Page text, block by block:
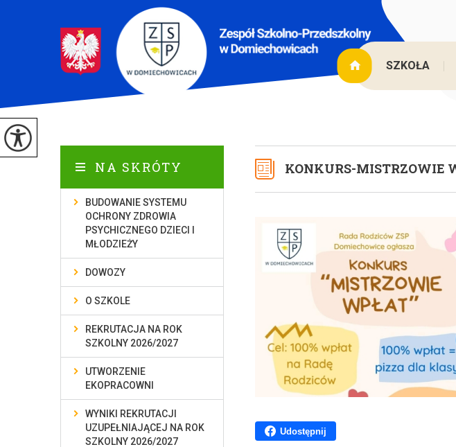
SZKOŁA
KONKURS-MISTRZOWIE
Udostępnij
NA SKRÓTY
BUDOWANIE SYSTEMU
OCHRONY ZDROWIA
PSYCHICZNEGO DZIECI I
MŁODZIEŻY
DOWOZY
O SZKOLE
REKRUTACJA NA ROK
SZKOLNY 2026/2027
UTWORZENIE
EKOPRACOWNI
WYNIKI REKRUTACJI
UZUPEŁNIAJĄCEJ NA ROK
SZKOLNY 2026/2027